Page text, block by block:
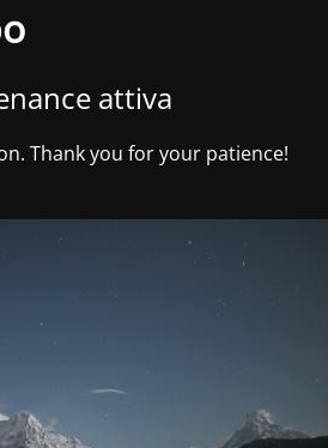
attiva
Thank you for your patience!